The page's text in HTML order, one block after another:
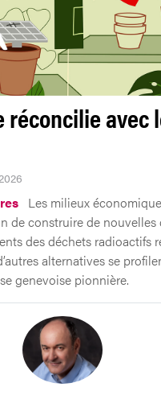
réconcilie avec
Les milieux
de construire de nouvelles
des déchets radioactifs
alternatives se
genevoise pionnière.